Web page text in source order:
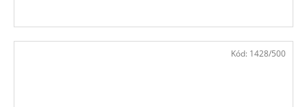
Kód: 1428/500